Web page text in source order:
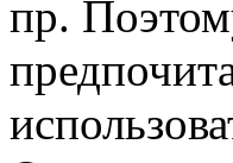
пр.